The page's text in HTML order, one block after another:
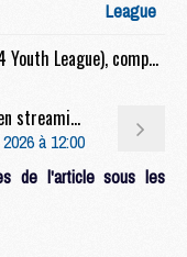
League
Formation : Villarreal/PSG (1/4 Youth League), composition, présentation et diffusion
Match : Comment regarder Chelsea/PSG en streaming
à 12:00
de l'article sous les